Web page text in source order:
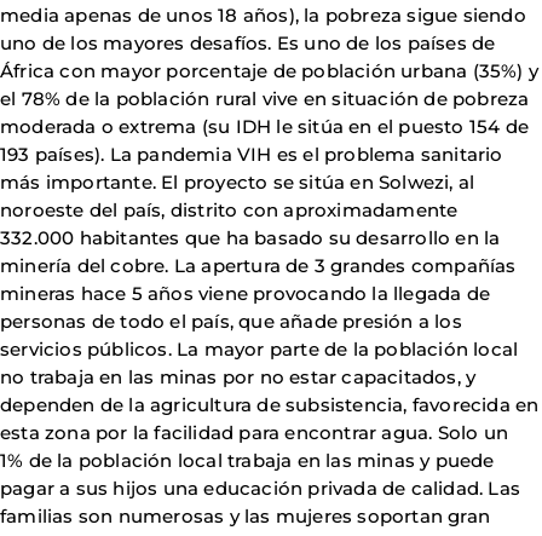
media apenas de unos 18 años), la pobreza sigue siendo
uno de los mayores desafíos. Es uno de los países de
África con mayor porcentaje de población urbana (35%) y
el 78% de la población rural vive en situación de pobreza
moderada o extrema (su IDH le sitúa en el puesto 154 de
193 países). La pandemia VIH es el problema sanitario
más importante. El proyecto se sitúa en Solwezi, al
noroeste del país, distrito con aproximadamente
332.000 habitantes que ha basado su desarrollo en la
minería del cobre. La apertura de 3 grandes compañías
mineras hace 5 años viene provocando la llegada de
personas de todo el país, que añade presión a los
servicios públicos. La mayor parte de la población local
no trabaja en las minas por no estar capacitados, y
dependen de la agricultura de subsistencia, favorecida en
esta zona por la facilidad para encontrar agua. Solo un
1% de la población local trabaja en las minas y puede
pagar a sus hijos una educación privada de calidad. Las
familias son numerosas y las mujeres soportan gran